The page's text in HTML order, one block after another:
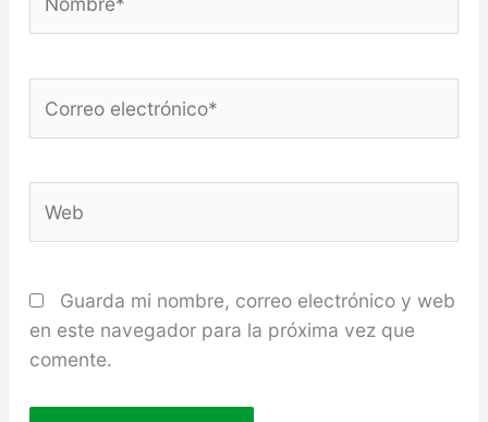
electrónico*
Guarda mi nombre, correo electrónico y web
en este navegador para la próxima vez que
comente.